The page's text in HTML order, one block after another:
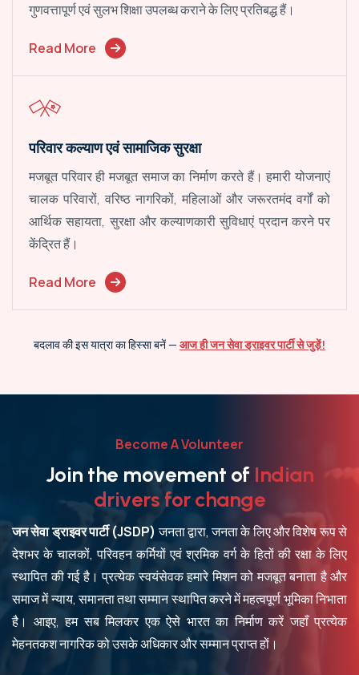
गुणवत्तापूर्ण एवं सुलभ शिक्षा उपलब्ध कराने के लिए प्रतिबद्ध हैं।
Read More
परिवार कल्याण एवं सामाजिक सुरक्षा
मजबूत परिवार ही मजबूत समाज का निर्माण करते हैं। हमारी योजनाएं
चालक परिवारों, वरिष्ठ नागरिकों, महिलाओं और जरूरतमंद वर्गों को
आर्थिक सहायता, सुरक्षा और कल्याणकारी सुविधाएं प्रदान करने पर
केंद्रित हैं।
Read More
बदलाव की इस यात्रा का हिस्सा बनें — आज ही जन सेवा ड्राइवर पार्टी से जुड़ें!
Become A Volunteer
Join the movement of Indian
drivers forchange
जन सेवा ड्राइवर पार्टी (JSDP) जनता द्वारा, जनता के लिए और विशेष रूप से
देशभर के चालकों, परिवहन कर्मियों एवं श्रमिक वर्ग के हितों की रक्षा के लिए
स्थापित की गई है। प्रत्येक स्वयंसेवक हमारे मिशन को मजबूत बनाता है और
समाज में न्याय, समानता तथा सम्मान स्थापित करने में महत्वपूर्ण भूमिका निभाता
है। आइए, हम सब मिलकर एक ऐसे भारत का निर्माण करें जहाँ प्रत्येक
मेहनतकश नागरिक को उसके अधिकार और सम्मान प्राप्त हों।